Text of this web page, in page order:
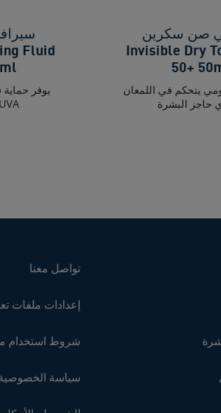
صن سكرين
Invisible Dry
50+
يتحكم في اللمعان
حاجز البشرة
Fluid
UVA و مضاد للتلوث
تواصل معنا
إعدادات ملفات
شروط استخدام
سياسة